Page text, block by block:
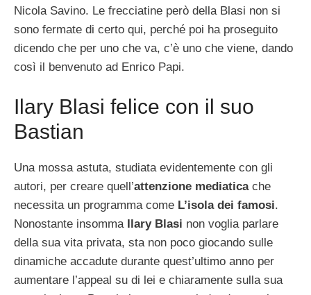
Nicola Savino. Le frecciatine però della Blasi non si
sono fermate di certo qui, perché poi ha proseguito
dicendo che per uno che va, c’è uno che viene, dando
così il benvenuto ad Enrico Papi.
Ilary Blasi felice con il suo
Bastian
Una mossa astuta, studiata evidentemente con gli
autori, per creare quell’attenzione mediaticache
necessita un programma come L’isola dei famosi.
Nonostante insomma Ilary Blasi non voglia parlare
della sua vita privata, sta non poco giocando sulle
dinamiche accadute durante quest’ultimo anno per
aumentare l’appeal su di lei e chiaramente sulla sua